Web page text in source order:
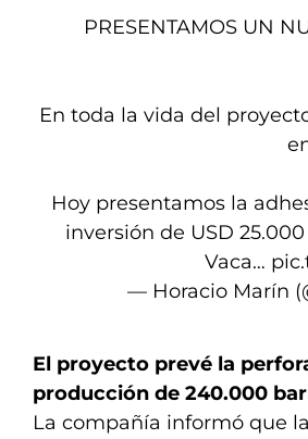
PRESENTAMOS UN
En toda la vida del
Hoy presentamos la
inversión de USD
Vaca…
— Horacio Marín
El proyecto prevé la
producción de 240.000
La compañía informó que